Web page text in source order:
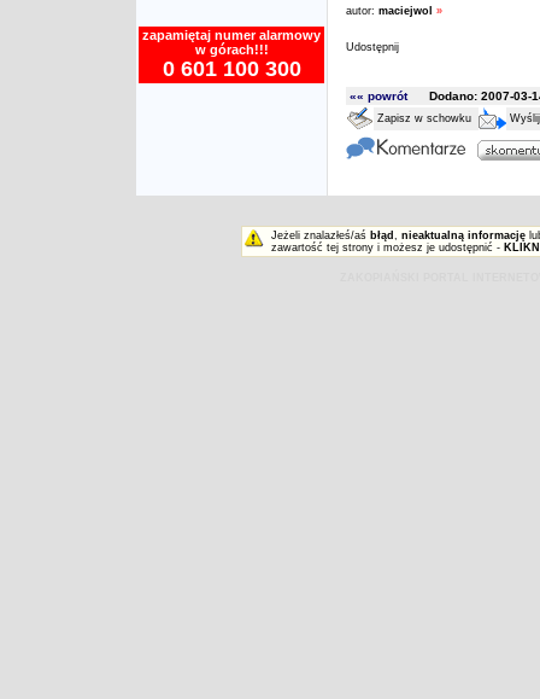
zapamiętaj numer alarmowy
w górach!!!
0 601 100 300
autor: maciejwol »
Udostępnij
«« powrótDodano: 2007-03-
Zapisz w schowku
Jeżeli znalazłeś/aś błąd , nieaktualną informację
zawartość tej strony i możesz je udostępnić -